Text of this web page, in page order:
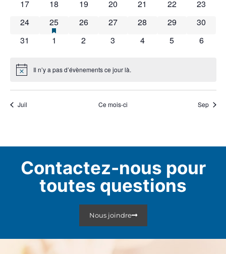
0 évènements
17 0 évènements
18 0 évènements
19 0 évènements
20 0 évènements
21 0 évènements
22 0
23
0 évènements
24 1 évènement
25has featured évènements
0 évènements
26 0 évènements
27 0 évènements
28 0 évènements
29 0
30
0 évènements
31 0 évènements
1 0 évènements
2 0 évènements
3 0 évènements
4 0 évènements
5 0
6
Notice Il n’y a pas d’évènements ce jour là.
Juil Ce mois-ci Sep
Contactez-nous pour
toutes questions
Nous joindre